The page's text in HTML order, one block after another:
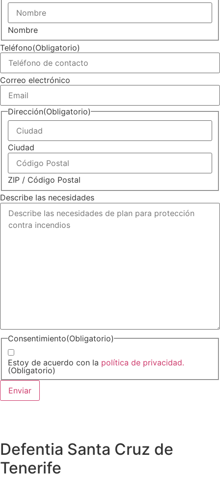
Nombre
Teléfono(Obligatorio)
Correo electrónico
Dirección(Obligatorio)
Ciudad
ZIP / Código Postal
Describe las necesidades
Consentimiento(Obligatorio)
Estoy de acuerdo con la política de privacidad.
(Obligatorio)
Defentia Santa Cruz de
Tenerife